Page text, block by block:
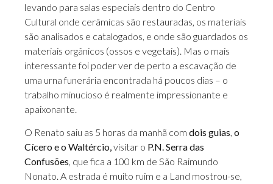
levando para salas especiais dentro do Centro
Cultural onde cerâmicas são restauradas, os materiais
são analisados e catalogados, e onde são guardados os
materiais orgânicos (ossos e vegetais). Mas o mais
interessante foi poder ver de perto a escavação de
uma urna funerária encontrada há poucos dias – o
trabalho minucioso é realmente impressionante e
apaixonante.
O Renato saiu as 5 horas da manhã com dois guias, o
Cícero e o Waltércio,visitar o P.N. Serra das
Confusões, que fica a 100 km de São Raimundo
Nonato. A estrada é muito ruim e a Land mostrou-se,